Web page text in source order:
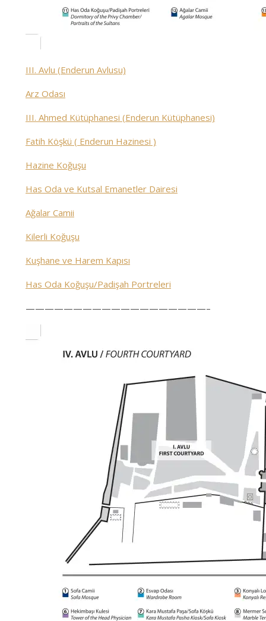
III. Avlu (Enderun Avlusu)
Arz Odası
III. Ahmed Kütüphanesi (Enderun Kütüphanesi)
Fatih Köşkü ( Enderun Hazinesi )
Hazine Koğuşu
Has Oda ve Kutsal Emanetler Dairesi
Ağalar Camii
Kilerli Koğuşu
Kuşhane ve Harem Kapısı
Has Oda Koğuşu/Padişah Portreleri
———————————————————–